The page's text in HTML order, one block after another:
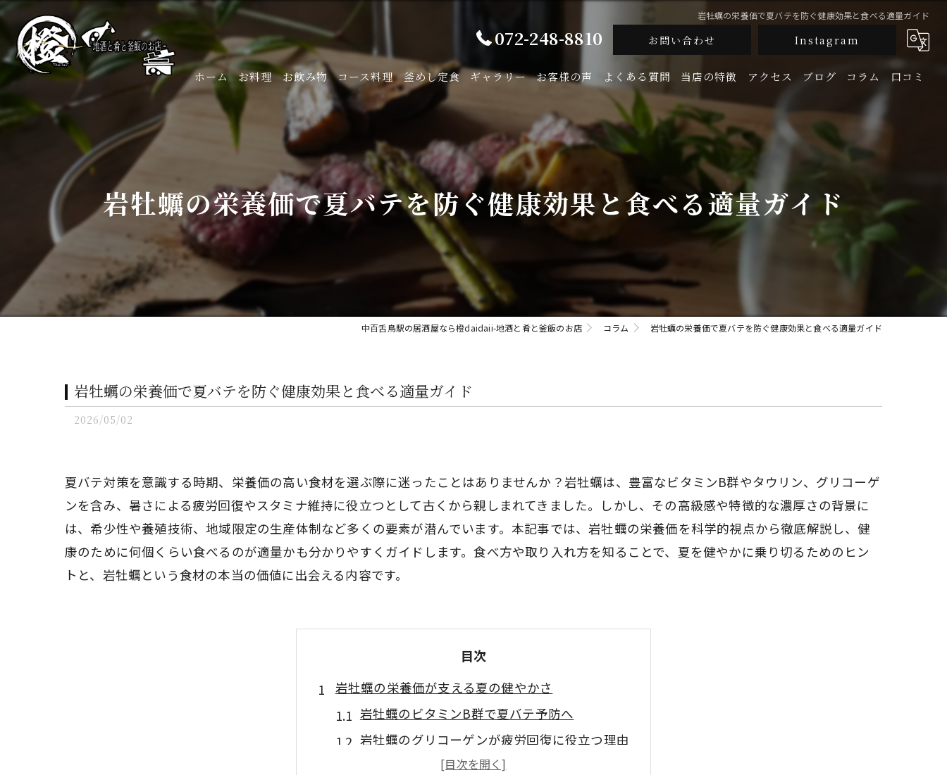
岩牡蠣の栄養価で夏バテを防ぐ健康効果と食べる適量ガイド
072-248-8810 お問い合わせ Instagram
ホーム お料理 お飲み物 コース料理 釜めし定食 ギャラリー お客様の声 よくある質問 当店の特徴
釜飯
生牡蠣
鮮魚
地酒
アクセス ブログ コラム 口コミ
岩牡蠣の栄養価で夏バテを防ぐ健康効果と食べる適量ガイド
中百舌鳥駅の居酒屋なら橙daidaii-地酒と肴と釜飯のお店 コラム 岩牡蠣の栄養価で夏バテを防ぐ健康効果と食べる適量ガイド
岩牡蠣の栄養価で夏バテを防ぐ健康効果と食べる適量ガイド
2026/05/02
夏バテ対策を意識する時期、栄養価の高い食材を選ぶ際に迷ったことはありませんか？岩牡蠣は、豊富なビタミンB群やタウリン、グリコーゲ
ンを含み、暑さによる疲労回復やスタミナ維持に役立つとして古くから親しまれてきました。しかし、その高級感や特徴的な濃厚さの背景に
は、希少性や養殖技術、地域限定の生産体制など多くの要素が潜んでいます。本記事では、岩牡蠣の栄養価を科学的視点から徹底解説し、健
康のために何個くらい食べるのが適量かも分かりやすくガイドします。食べ方や取り入れ方を知ることで、夏を健やかに乗り切るためのヒン
トと、岩牡蠣という食材の本当の価値に出会える内容です。
目次
岩牡蠣の栄養価が支える夏の健やかさ
岩牡蠣のビタミンB群で夏バテ予防へ
岩牡蠣のグリコーゲンが疲労回復に役立つ理由
岩牡蠣と真牡蠣の栄養成分の違いを比較